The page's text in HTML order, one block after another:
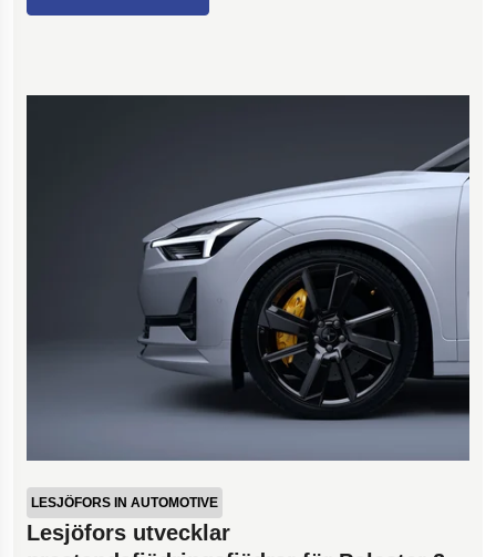
LESJÖFORS IN AUTOMOTIVE
Lesjöfors utvecklar